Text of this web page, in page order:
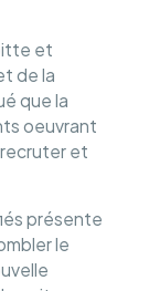
et
de la
que la
oeuvrant
et
présente
le